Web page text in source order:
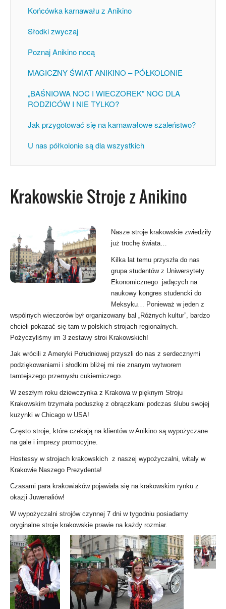
Końcówka karnawału z Anikino
Słodki zwyczaj
Poznaj Anikino nocą
MAGICZNY ŚWIAT ANIKINO – PÓŁKOLONIE
„BAŚNIOWA NOC I WIECZOREK” NOC DLA
RODZICÓW I NIE TYLKO?
Jak przygotować się na karnawałowe szaleństwo?
U nas półkolonie są dla wszystkich
Krakowskie Stroje z Anikino
Nasze stroje krakowskie zwiedziły
już trochę świata…
Kilka lat temu przyszła do nas
grupa studentów z Uniwersytety
Ekonomicznego jadących na
naukowy kongres studencki do
Meksyku… Ponieważ w jeden z
wspólnych wieczorów był organizowany bal „Różnych kultur”, bardzo
chcieli pokazać się tam w polskich strojach regionalnych.
Pożyczyliśmy im 3 zestawy stroi Krakowskich!
Jak wrócili z Ameryki Południowej przyszli do nas z serdecznymi
podziękowaniami i słodkim bliżej mi nie znanym wytworem
tamtejszego przemysłu cukierniczego.
W zeszłym roku dziewczynka z Krakowa w pięknym Stroju
Krakowskim trzymała poduszkę z obrączkami podczas ślubu swojej
kuzynki w Chicago w USA!
Często stroje, które czekają na klientów w Anikino są wypożyczane
na gale i imprezy promocyjne.
Hostessy w strojach krakowskich z naszej wypożyczalni, witały w
Krakowie Naszego Prezydenta!
Czasami para krakowiaków pojawiała się na krakowskim rynku z
okazji Juwenaliów!
W wypożyczalni strojów czynnej 7 dni w tygodniu posiadamy
oryginalne stroje krakowskie prawie na każdy rozmiar.